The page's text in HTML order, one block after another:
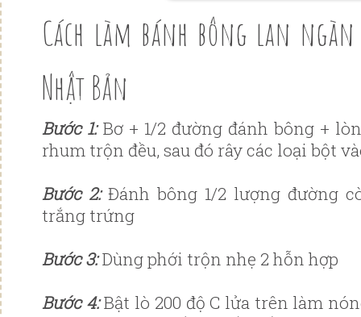
Cách làm bánh bông lan ngàn
Nhật Bản
Bước 1:Bơ + 1/2 đường đánh bông +
rhum trộn đều, sau đó rây các loại bột
Bước 2: Đánh bông 1/2 lượng đường
trắng trứng
Bước 3:Dùng phới trộn nhẹ 2 hỗn hợp
Bước 4:Bật lò 200 độ C lửa trên làm